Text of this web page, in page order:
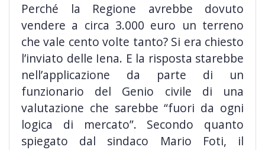
Perché la Regione avrebbe dovuto
vendere a circa 3.000 euro un terreno
che vale cento volte tanto? Si era chiesto
l’inviato delle Iena. E la risposta starebbe
nell’applicazione da parte di un
funzionario del Genio civile di una
valutazione che sarebbe “fuori da ogni
logica di mercato”. Secondo quanto
spiegato dal sindaco Mario Foti, il